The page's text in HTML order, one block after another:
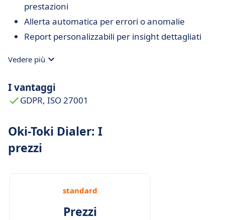
prestazioni
Allerta automatica per errori o anomalie
Report personalizzabili per insight dettagliati
Vedere più
I vantaggi
GDPR, ISO 27001
Oki-Toki Dialer: I
prezzi
standard
Prezzi